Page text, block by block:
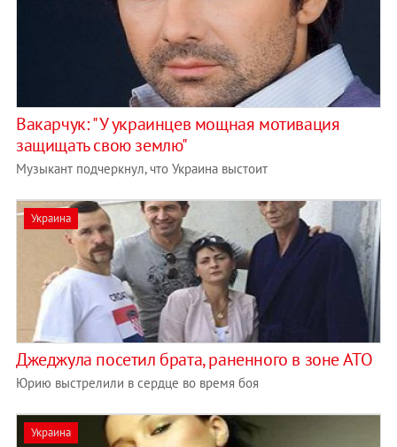
Вакарчук: "У украинцев мощная мотивация
защищать свою землю"
Музыкант подчеркнул, что Украина выстоит
Украина
Джеджула посетил брата, раненного в зоне АТО
Юрию выстрелили в сердце во время боя
Украина